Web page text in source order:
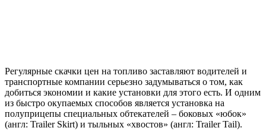
Регулярные скачки цен на топливо заставляют водителей и
транспортные компании серьезно задумываться о том, как
добиться экономии и какие установки для этого есть. И одним
из быстро окупаемых способов является установка на
полуприцепы специальных обтекателей – боковых «юбок»
(англ: Trailer Skirt) и тыльных «хвостов» (англ: Trailer Tail).